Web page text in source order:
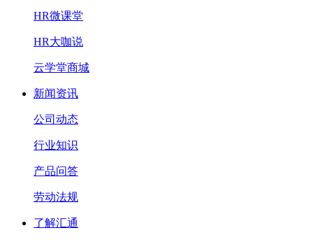
HR微课堂
HR大咖说
云学堂商城
新闻资讯
公司动态
行业知识
产品问答
劳动法规
了解汇通